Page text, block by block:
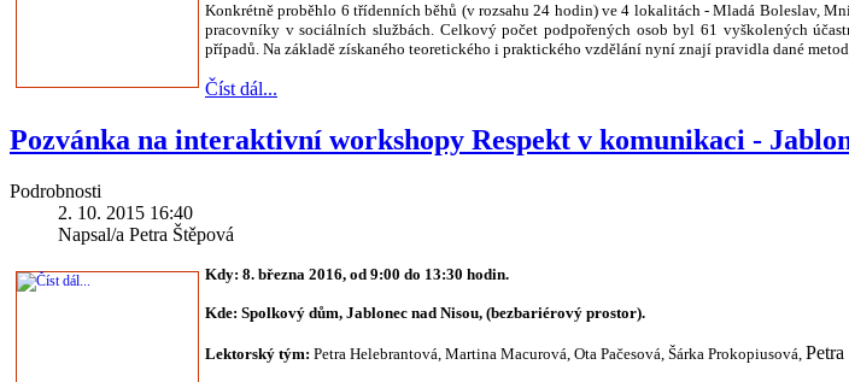
Konkrétně proběhlo 6 třídenních běhů (v rozsahu 24 hodin) ve 4 lokalitách - Mladá Boleslav,
pracovníky v sociálních službách. Celkový počet podpořených osob byl 61 vyškolených
případů. Na základě získaného teoretického i praktického vzdělání nyní znají pravidla dané
Číst dál...
Pozvánka na interaktivní workshopy Respekt v komunikaci -
Podrobnosti
2. 10. 2015 16:40
Napsal/a Petra Štěpová
Kdy: 8. března 2016, od 9:00 do 13:30 hodin.
Kde: Spolkový dům, Jablonec nad Nisou, (bezbariérový prostor).
Lektorský tým: Petra Helebrantová, Martina Macurová, Ota Pačesová, Šárka Prokopiusová,